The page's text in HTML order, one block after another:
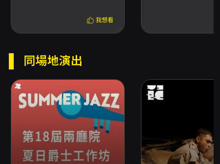
即同意無償授權國家兩廳院將照片作為推廣及行
銷素材使用。 - 本活動演講以英文為主，提供英
座免費參與，但收取保證金新台幣200元；保證
金將於您全程參與並完成驗票後全額退還。 - 退
還方式： - ATM 轉帳（需自行申請）：請於活動
舉辦日結束後 10 日內前往 OPENTIX 線上退費
申請網站，勾選「2. ATM 轉帳購票退費申請」並
填寫資料；OPENTIX 將於申請後 14 天內退款至
指定帳戶。 - 信用卡 / 文化幣（系統自動退
款）：系統將於活動結束後 10 日內自動退刷至原
信用卡或文化幣帳戶；如為信用卡支付，請於 10
日後洽信用卡公司確認。 - 保證金退還行政處理
我想看
同場地演出